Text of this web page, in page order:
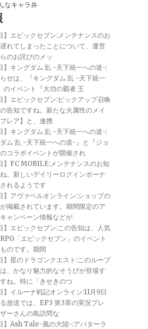
なキャラ弁
】エピックセブン:メンテナンスのお
れてしまったことについて、運営
のお詫びのメッ
】キングダム 乱 -天下統一への道-:
せは、『キングダム 乱 -天下統一
のイベント『大功の覇者 王
】エピックセブン:ピックアップ召喚
告知ですね。新たな火属性のメイ
レア】と、連携
】キングダム 乱 -天下統一への道-:
ダム 乱 -天下統一への道-』と『ジョ
コラボイベントが開催され
】FC MOBILE:メンテナンスのお知
。新しいデイリーログインボーナ
れるようです
】アヴァベルオンライン:ショップの
掲載されています。期間限定のア
ャンペーン情報などが
】エピックセブン:この告知は、人気
「エピックセブン」のイベント
のです。期間
】星のドラゴンクエスト:このループ
、かなり魅力的なそうびが登場す
ね。特に「きせきのつ
】イルーナ戦記オンライン:11月9日
放送では、EP3 第3章の実況プレ
ーさんの島訪問な
】Ash Tale-風の大陸-:アバターラ